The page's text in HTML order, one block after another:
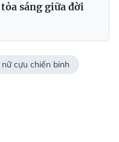
sáng giữa đời
nữ cựu chiến binh